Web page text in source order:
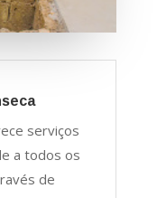
serviços
a todos os
de